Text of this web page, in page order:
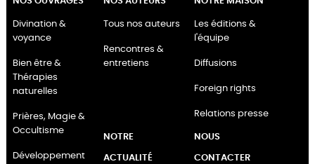
Divination &
voyance
Bien être &
Thérapies
naturelles
Prières, Magie &
Occultisme
Développement
Tous nos auteurs
Rencontres &
entretiens
Les éditions &
l'équipe
Diffusions
Foreign rights
Relations presse
NOTRE
ACTUALITÉ
NOUS
CONTACTER